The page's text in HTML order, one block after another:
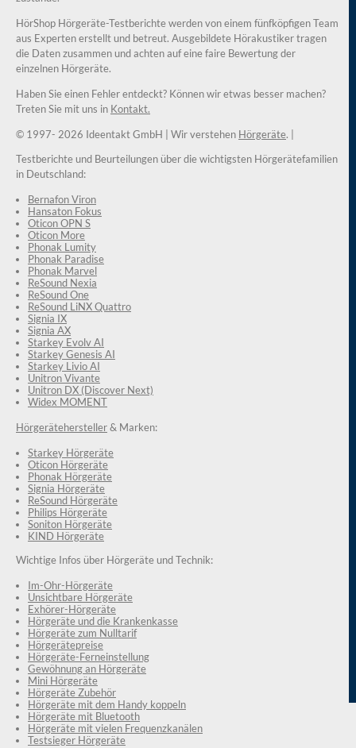
HörShop Hörgeräte-Testberichte werden von einem fünfköpfigen Team
aus Experten erstellt und betreut. Ausgebildete Hörakustiker tragen
die Daten zusammen und achten auf eine faire Bewertung der
einzelnen Hörgeräte.
Haben Sie einen Fehler entdeckt? Können wir etwas besser machen?
Treten Sie mit uns in Kontakt.
© 1997- 2026 Ideentakt GmbH | Wir verstehen Hörgeräte. |
Testberichte und Beurteilungen über die wichtigsten Hörgerätefamilien
in Deutschland:
Bernafon Viron
Hansaton Fokus
Oticon OPN S
Oticon More
Phonak Lumity
Phonak Paradise
Phonak Marvel
ReSound Nexia
ReSound One
ReSound LiNX Quattro
Signia IX
Signia AX
Starkey Evolv AI
Starkey Genesis AI
Starkey Livio AI
Unitron Vivante
Unitron DX (Discover Next)
Widex MOMENT
Hörgerätehersteller& Marken:
Starkey Hörgeräte
Oticon Hörgeräte
Phonak Hörgeräte
Signia Hörgeräte
ReSound Hörgeräte
Philips Hörgeräte
Soniton Hörgeräte
KIND Hörgeräte
Wichtige Infos über Hörgeräte und Technik:
Im-Ohr-Hörgeräte
Unsichtbare Hörgeräte
Exhörer-Hörgeräte
Hörgeräte und die Krankenkasse
Hörgeräte zum Nulltarif
Hörgerätepreise
Hörgeräte-Ferneinstellung
Gewöhnung an Hörgeräte
Mini Hörgeräte
Hörgeräte Zubehör
Hörgeräte mit dem Handy koppeln
Hörgeräte mit Bluetooth
Hörgeräte mit vielen Frequenzkanälen
Testsieger Hörgeräte